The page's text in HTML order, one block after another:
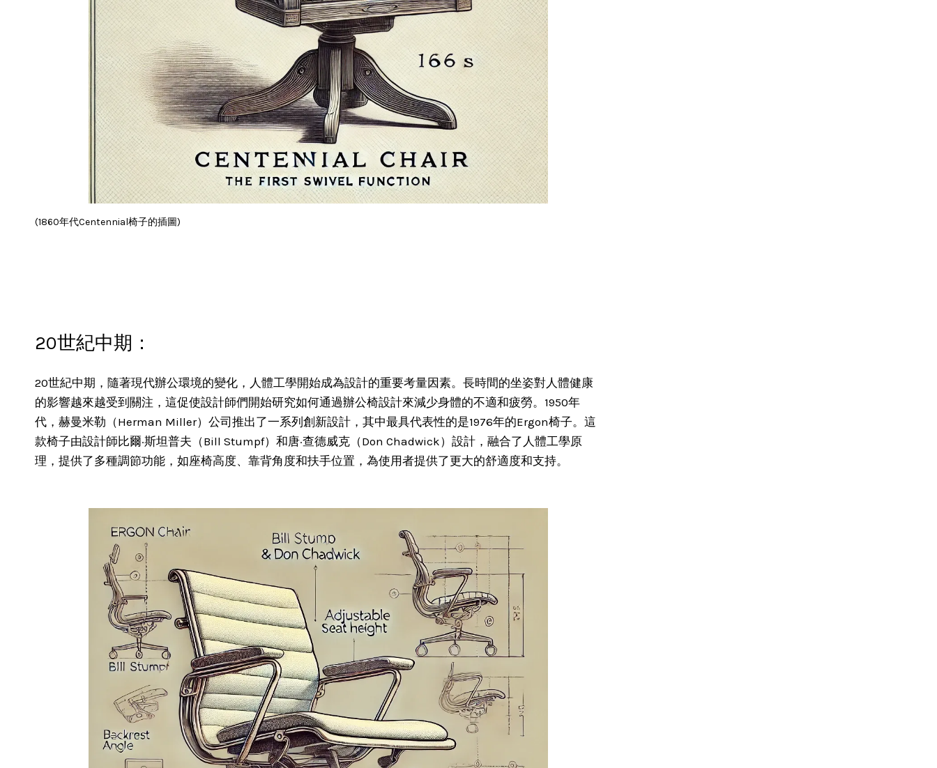
(1860年代Centennial椅子的插圖)
20世紀中期：
20世紀中期，隨著現代辦公環境的變化，人體工學開始成為設計的重要考量因素。長時間的坐姿對人體健康
的影響越來越受到關注，這促使設計師們開始研究如何通過辦公椅設計來減少身體的不適和疲勞。1950年
代，赫曼米勒（Herman Miller）公司推出了一系列創新設計，其中最具代表性的是1976年的Ergon椅子。這
款椅子由設計師比爾·斯坦普夫（Bill Stumpf）和唐·查德威克（Don Chadwick）設計，融合了人體工學原
理，提供了多種調節功能，如座椅高度、靠背角度和扶手位置，為使用者提供了更大的舒適度和支持。